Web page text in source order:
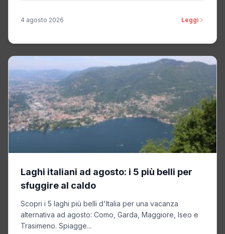
4 agosto 2026 Leggi
Laghi italiani ad agosto: i 5 più belli per
sfuggire al caldo
Scopri i 5 laghi più belli d'Italia per una vacanza
alternativa ad agosto: Como, Garda, Maggiore, Iseo e
Trasimeno. Spiagge...